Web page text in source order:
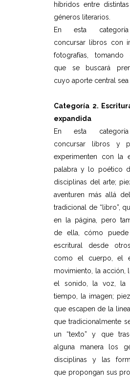
híbridos entre
géneros literarios.
En esta
concursar libros con
fotografías, tomando
que se buscará
cuyo aporte central sea
Categoría 2.
expandida
En esta
concursar libros y
experimenten con la
palabra y lo poético
disciplinas del arte;
aventuren más allá
tradicional de “libro”,
en la página, pero
de ella, cómo
escritural desde
como el cuerpo, el
movimiento, la acción,
el sonido, la voz, la
tiempo, la imagen;
que escapen de la
que tradicionalmente
un “texto” y que
alguna manera los
disciplinas y las
que propongan sus